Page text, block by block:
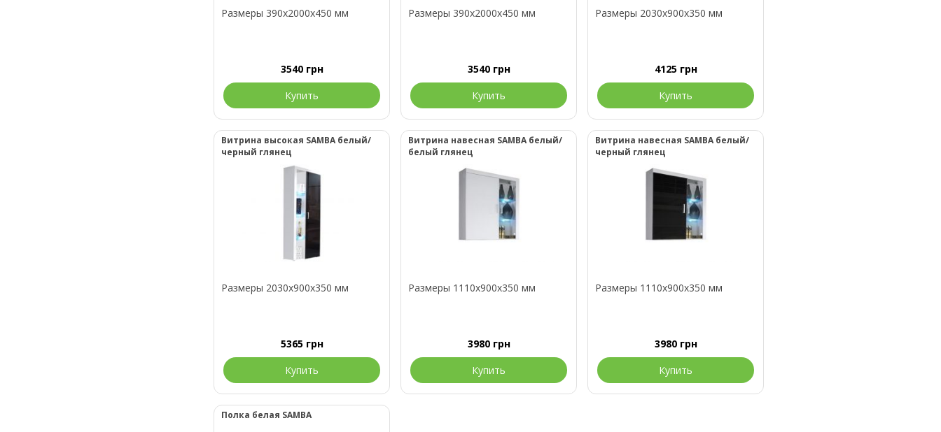
Размеры 390x2000x450 мм
3540 грн
Купить
Размеры 390x2000x450 мм
3540 грн
Купить
Размеры 2030x900x350 мм
4125 грн
Купить
Витрина высокая SAMBA белый/
черный глянец
Размеры 2030x900x350 мм
5365 грн
Купить
Витрина навесная SAMBA белый/
белый глянец
Размеры 1110x900x350 мм
3980 грн
Купить
Витрина навесная SAMBA белый/
черный глянец
Размеры 1110x900x350 мм
3980 грн
Купить
Полка белая SAMBA